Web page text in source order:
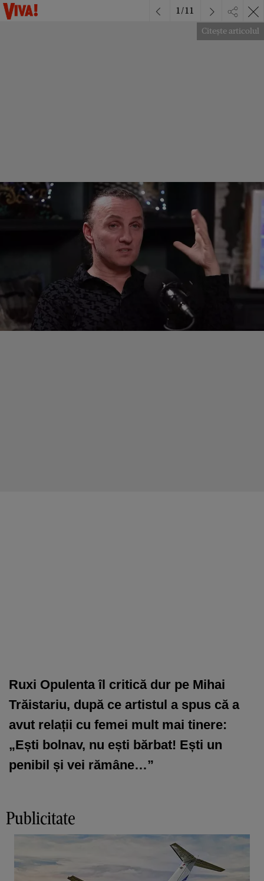
Ruxi Opulenta îl critică dur pe Mihai
Trăistariu, după ce artistul a spus că a
avut relații cu femei mult mai tinere:
„Ești bolnav, nu ești bărbat! Ești un
penibil și vei rămâne…”
Citește articolul
1/11
Publicitate